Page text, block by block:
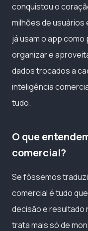
conquistou o
milhões de
já usam o app
organizar e
dados trocados a
inteligência
tudo.
O que
comercial?
Se fôssemos
comercial é tudo
decisão e resultado
trata mais só de